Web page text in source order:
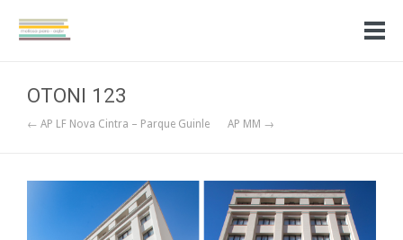
OTONI 123
← AP LF Nova Cintra – Parque Guinle AP MM →